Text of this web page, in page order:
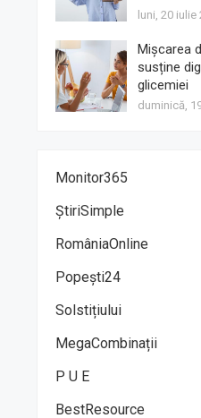
luni, 20 iulie
Mișcarea
susține
glicemiei
duminică,
Monitor365
ȘtiriSimple
RomâniaOnline
Popești24
Solstițiului
MegaCombinații
P U E
BestResource